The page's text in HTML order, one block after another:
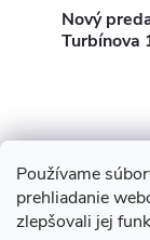
Používame
prehliadanie
zlepšovali jej
Nový
Turbínova
Z
3D